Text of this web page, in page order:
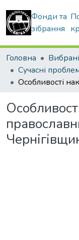
Фонди та
зібрання
Головна